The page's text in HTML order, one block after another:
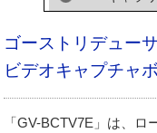
ゴーストリデュー
ビデオキャプチャ
「GV-BCTV7E」は、